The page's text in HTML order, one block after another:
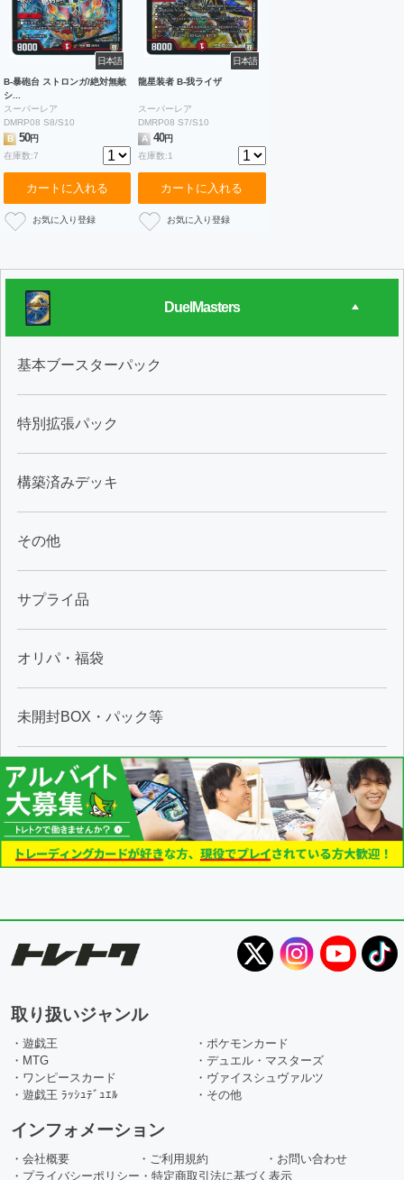
日本語
B-暴砲台 ストロンガ/絶対無敵
シ...
スーパーレア
DMRP08 S8/S10
B
50円
在庫数:7
カートに入れる
日本語
龍星装者 B-我ライザ
スーパーレア
DMRP08 S7/S10
A
40円
在庫数:1
カートに入れる
DuelMasters
基本ブースターパック
特別拡張パック
構築済みデッキ
その他
サプライ品
オリパ・福袋
未開封BOX・パック等
取り扱いジャンル
・遊戯王
・ポケモンカード
・MTG
・デュエル・マスターズ
・ワンピースカード
・ヴァイスシュヴァルツ
・遊戯王 ﾗｯｼｭﾃﾞｭｴﾙ
・その他
インフォメーション
・会社概要 ・ご利用規約
・お問い合わせ
・プライバシーポリシー ・特定商取引法に基づく表示